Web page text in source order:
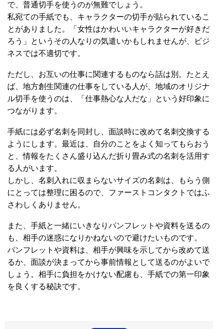
で、普通切手を使うのが無難でしょう。
私宛ての手紙でも、キャラクターの切手が貼られているこ
とがありました。「女性はかわいいキャラクターが好きだ
ろう」というその人なりの気遣いかもしれませんが、ビジ
ネスでは不適切です。
ただし、お互いの仕事に関連するものなら話は別。たとえ
ば、地方創生関連の仕事をしている人が、地域のオリジナ
ル切手を使うのは、「仕事熱心な人だな」という好印象に
つながります。
手紙には必ず名刺を同封し、面談時に改めて名刺交換する
ようにします。最近は、自分のことをよく知ってもらおう
と、情報をたくさん盛り込んだ折り畳み式の名刺を活用す
る人がいます。
しかし、名刺入れに収まらないサイズの名刺は、もらう側
にとっては整理に困るので、ファーストコンタクトではふ
さわしくありません。
また、手紙と一緒にいきなりパンフレットや資料を送るの
も、相手の迷惑になりかねないので避けたいものです。
パンフレットや資料は、相手が興味を示してから改めて送
るか、面談が決まってから事前情報として送るのがよいで
しょう。相手に負担をかけない配慮も、手紙での第一印象
を良くする秘訣です。